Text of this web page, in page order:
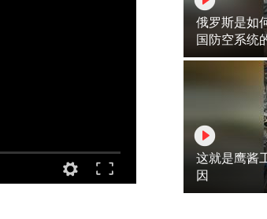
俄罗斯是如
国防空系统
这就是鹰酱
因